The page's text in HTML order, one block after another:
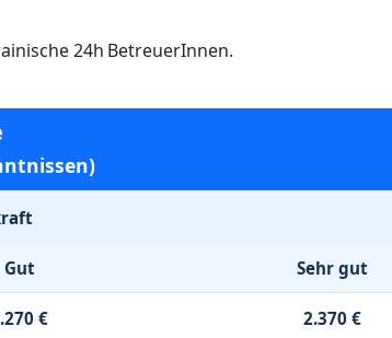
24h BetreuerInnen.
Gut Sehr gut
€ 2.370 €